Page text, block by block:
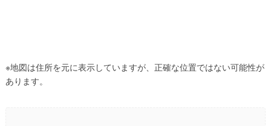
※地図は住所を元に表示していますが、正確な位置ではない可能性が
あります。